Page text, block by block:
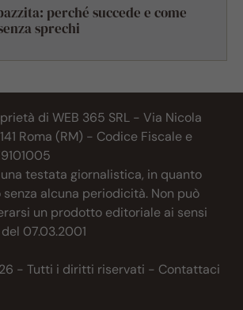
perché succede e come
sprechi
di WEB 365 SRL - Via Nicola
Roma (RM) - Codice Fiscale e
testata giornalistica, in quanto
alcuna periodicità. Non può
un prodotto editoriale ai sensi
07.03.2001
- Tutti i diritti riservati - Contattaci